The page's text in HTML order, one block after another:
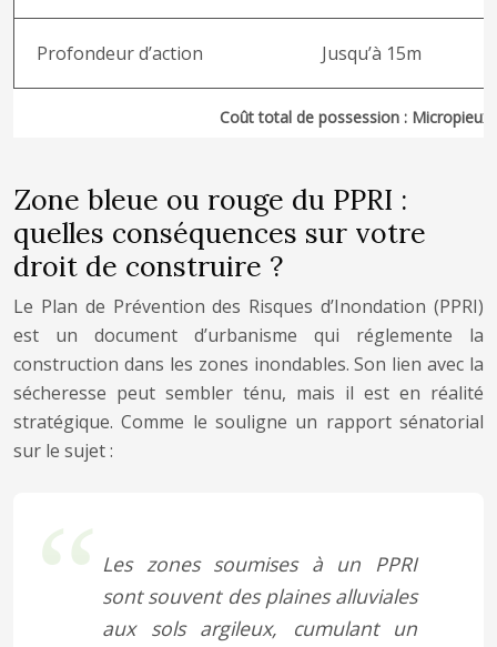
Coût total de possession : Micropieux
Profondeur d’action Jusqu’à 15m
Zone bleue ou rouge du PPRI :
quelles conséquences sur votre
droit de construire ?
Le Plan de Prévention des Risques d’Inondation (PPRI)
est un document d’urbanisme qui réglemente la
construction dans les zones inondables. Son lien avec la
sécheresse peut sembler ténu, mais il est en réalité
stratégique. Comme le souligne un rapport sénatorial
sur le sujet :
Les zones soumises à un PPRI
sont souvent des plaines alluviales
aux sols argileux, cumulant un